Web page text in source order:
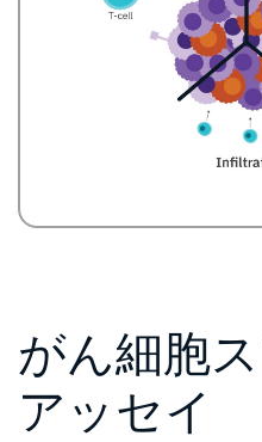
がん細胞
アッセイ